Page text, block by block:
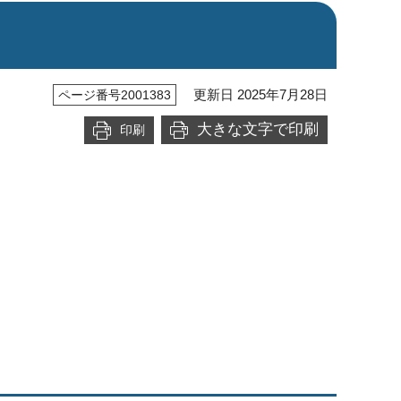
ページ番号2001383 更新日 2025年7月28日
印刷 大きな文字で印刷